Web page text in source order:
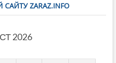
САЙТУ ZARAZ.INFO
2026